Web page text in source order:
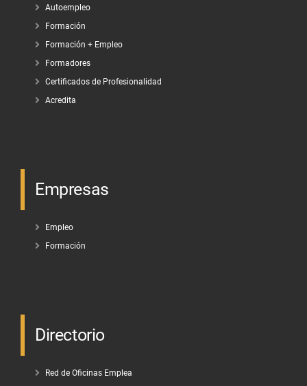
Autoempleo
Formación
Formación + Empleo
Formadores
Certificados de Profesionalidad
Acredita
Empresas
Empleo
Formación
Directorio
Red de Oficinas Emplea